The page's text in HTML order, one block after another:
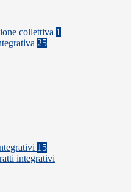
collettiva 1
25
15
integrativi